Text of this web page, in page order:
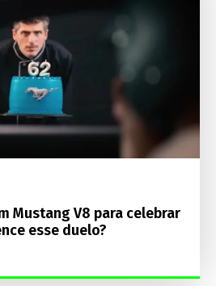
Mustang V8 para celebrar
esse duelo?